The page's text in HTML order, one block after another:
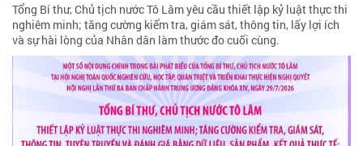
Tổng Bí thư, Chủ tịch nước Tô Lâm yêu cầu thiết lập kỷ luật thực thi
nghiêm minh; tăng cường kiểm tra, giám sát, thông tin, lấy lợi ích
và sự hài lòng của Nhân dân làm thước đo cuối cùng.